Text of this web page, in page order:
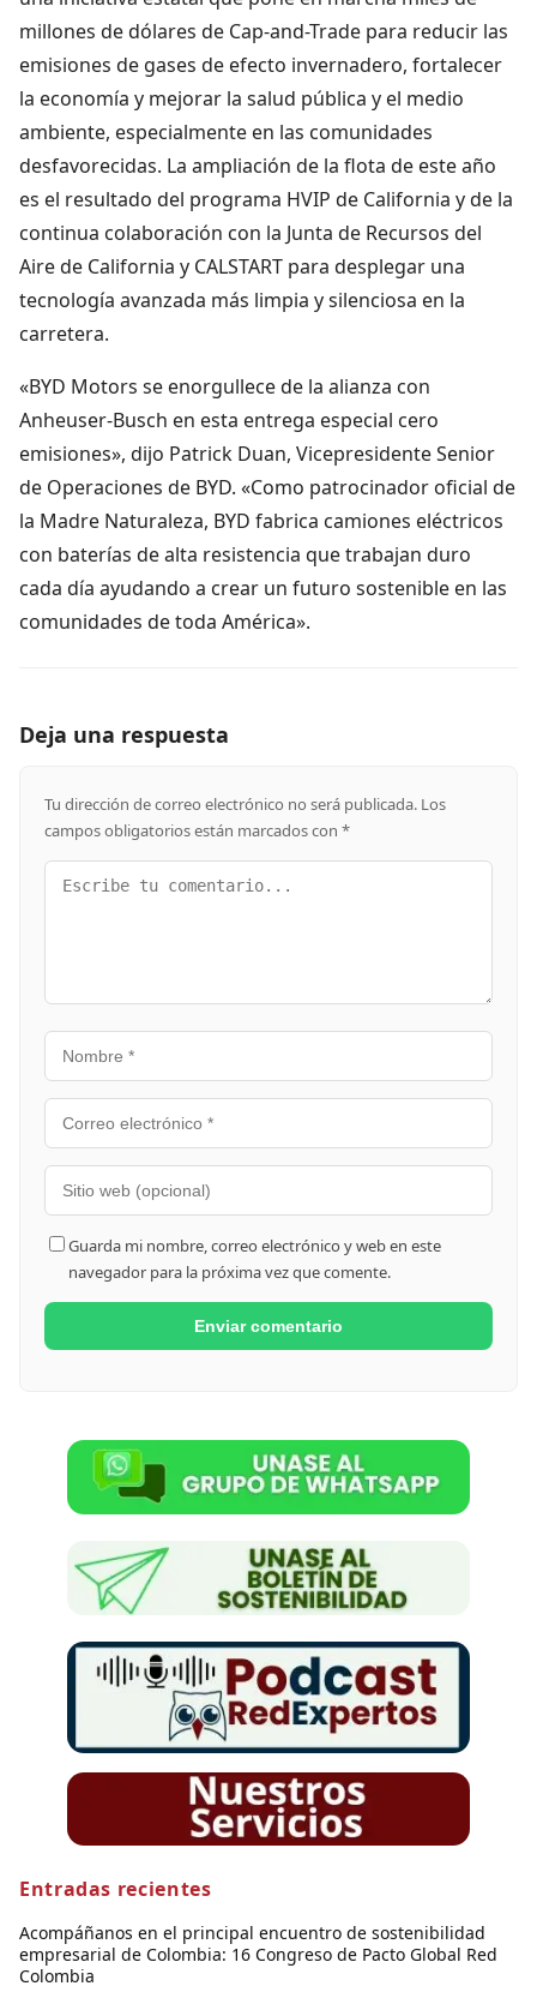
millones de dólares de Cap-and-Trade para reducir las
emisiones de gases de efecto invernadero, fortalecer
la economía y mejorar la salud pública y el medio
ambiente, especialmente en las comunidades
desfavorecidas. La ampliación de la flota de este año
es el resultado del programa HVIP de California y de la
continua colaboración con la Junta de Recursos del
Aire de California y CALSTART para desplegar una
tecnología avanzada más limpia y silenciosa en la
carretera.
«BYD Motors se enorgullece de la alianza con
Anheuser-Busch en esta entrega especial cero
emisiones», dijo Patrick Duan, Vicepresidente Senior
de Operaciones de BYD. «Como patrocinador oficial de
la Madre Naturaleza, BYD fabrica camiones eléctricos
con baterías de alta resistencia que trabajan duro
cada día ayudando a crear un futuro sostenible en las
comunidades de toda América».
Deja una respuesta
Tu dirección de correo electrónico no será publicada. Los
campos obligatorios están marcados con *
Guarda mi nombre, correo electrónico y web en este
navegador para la próxima vez que comente.
Entradas recientes
Acompáñanos en el principal encuentro de sostenibilidad
empresarial de Colombia: 16 Congreso de Pacto Global Red
Colombia